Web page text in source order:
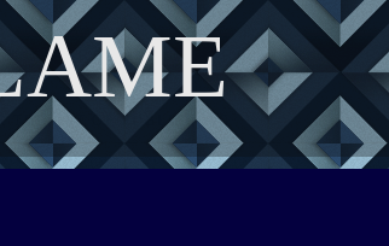
THE ART OF PUBLISHING